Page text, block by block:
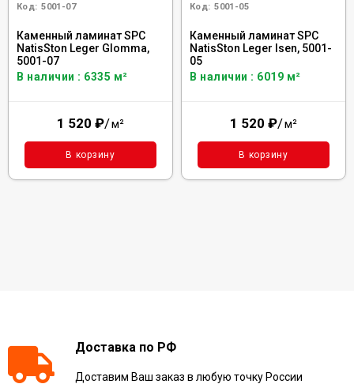
Код: 5001-07
Каменный ламинат SPC
NatisSton Leger Glomma,
5001-07
В наличии : 6335 м²
1 520 ₽/м²
В корзину
Код: 5001-05
Каменный ламинат SPC
NatisSton Leger Isen, 5001-
05
В наличии : 6019 м²
1 520 ₽/м²
В корзину
Доставка по РФ
Доставим Ваш заказ в любую точку России